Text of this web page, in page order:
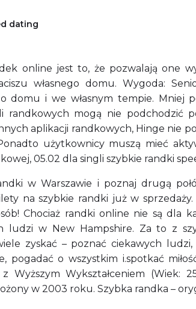
dating
online jest to, że pozwalają one
własnego domu. Wygoda:
domu i we własnym tempie. Mniej
randkowych mogą nie podchodzić
aplikacji randkowych, Hinge nie
użytkownicy muszą mieć
05.02 dla singli szybkie randki
w Warszawie i poznaj drugą
na szybkie randki już w
Chociaż randki online nie są dla
ludzi w New Hampshire. Za to z
zyskać – poznać ciekawych ludzi,
pogadać o wszystkim i.spotkać
Wyższym Wykształceniem (Wiek:
w 2003 roku. Szybka randka –